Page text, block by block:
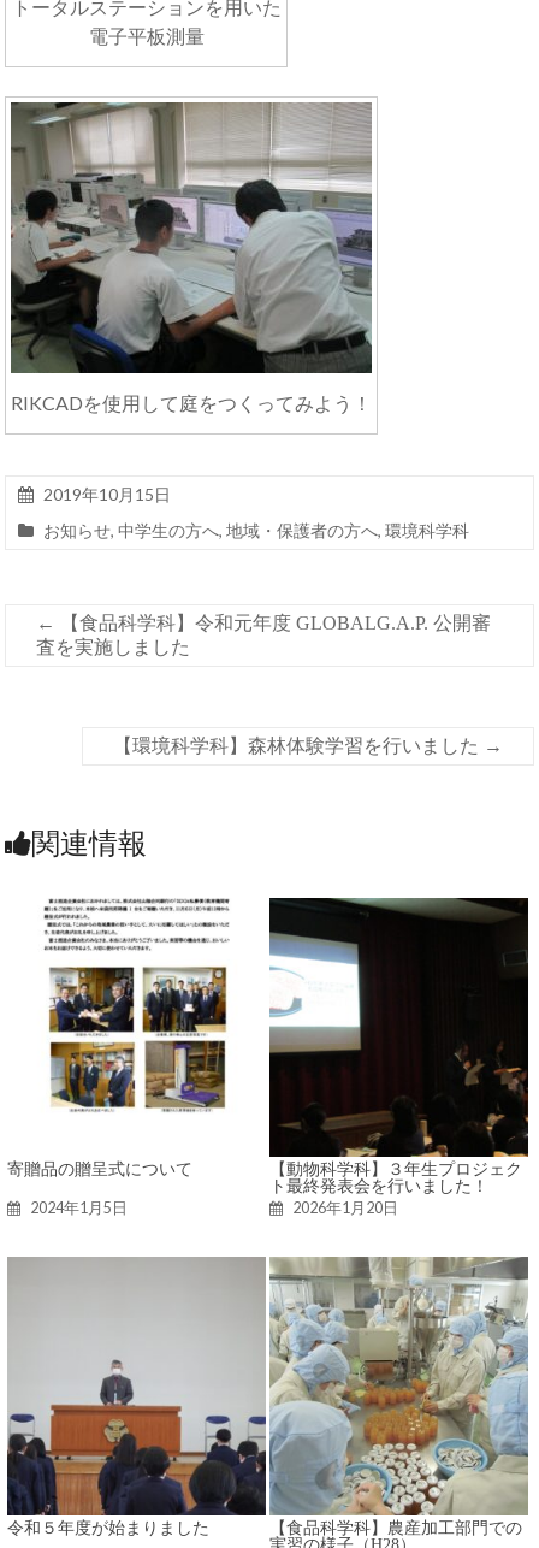
トータルステーションを用いた
電子平板測量
RIKCADを使用して庭をつくってみよう！
2019年10月15日
お知らせ,中学生の方へ,地域・保護者の方へ,環境科学科
←
【食品科学科】令和元年度 GLOBALG.A.P. 公開審
査を実施しました
【環境科学科】森林体験学習を行いました →
関連情報
寄贈品の贈呈式について
2024年1月5日
【動物科学科】３年生プロジェク
ト最終発表会を行いました！
2026年1月20日
令和５年度が始まりました
【食品科学科】農産加工部門での